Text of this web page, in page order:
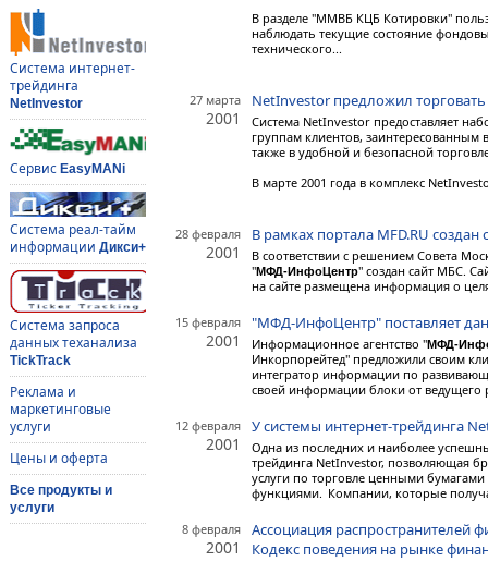
Система интернет-
трейдинга
NetInvestor
Сервис EasyMANi
Система реал-тайм
информации Дикси+
Система запроса
данных теханализа
TickTrack
Реклама и
маркетинговые
услуги
Цены и оферта
Все продукты и
услуги
В разделе "ММВБ КЦБ Котировки"
наблюдать текущие состояние
технического...
27 марта
2001
NetInvestor предложил
Система NetInvestor предоставляет
группам клиентов,
также в удобной и безопасной
В марте 2001 года в комплекс
28 февраля
2001
В рамках портала MFD.RU создан
В соответствии с решением Совета
"МФД-ИнфоЦентр" создан сайт МБС.
на сайте размещена информация о
15 февраля
2001
"МФД-ИнфоЦентр" поставляет
Информационное агентство "МФД-
Инкорпорейтед" предложили своим
интегратор информации по
своей информации блоки от ведущего
12 февраля
2001
У системы интернет-трейдинга
Одна из последних и наиболее
трейдинга NetInvestor, позволяющая
услуги по торговле ценными
функциями. Компании, которые
8 февраля
2001
Ассоциация распространителей
Кодекс поведения на рынке